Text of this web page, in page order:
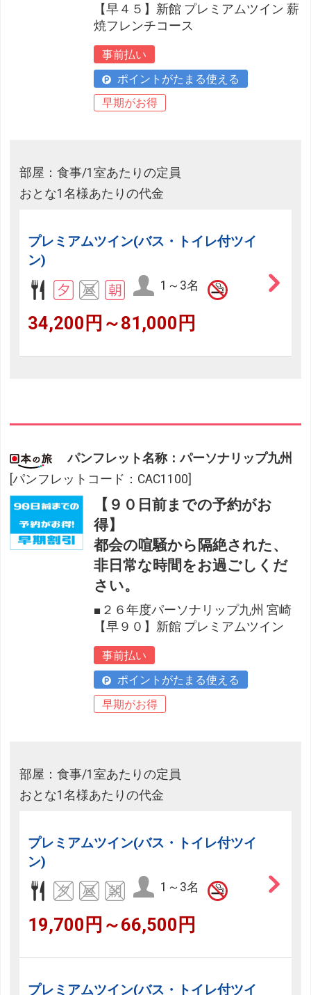
【早４５】新館 プレミアムツイン 薪
焼フレンチコース
事前払い
ポイントがたまる使える
早期がお得
部屋：食事/1室あたりの定員
おとな1名様あたりの代金
プレミアムツイン(バス・トイレ付ツイ
ン)
1～3名
34,200円～81,000円
パンフレット名称：パーソナリップ九州
[パンフレットコード：CAC1100]
【９０日前までの予約がお
得】
都会の喧騒から隔絶された、
非日常な時間をお過ごしくだ
さい。
■２６年度パーソナリップ九州 宮崎
【早９０】新館 プレミアムツイン
事前払い
ポイントがたまる使える
早期がお得
部屋：食事/1室あたりの定員
おとな1名様あたりの代金
プレミアムツイン(バス・トイレ付ツイ
ン)
1～3名
19,700円～66,500円
プレミアムツイン(バス・トイレ付ツイ